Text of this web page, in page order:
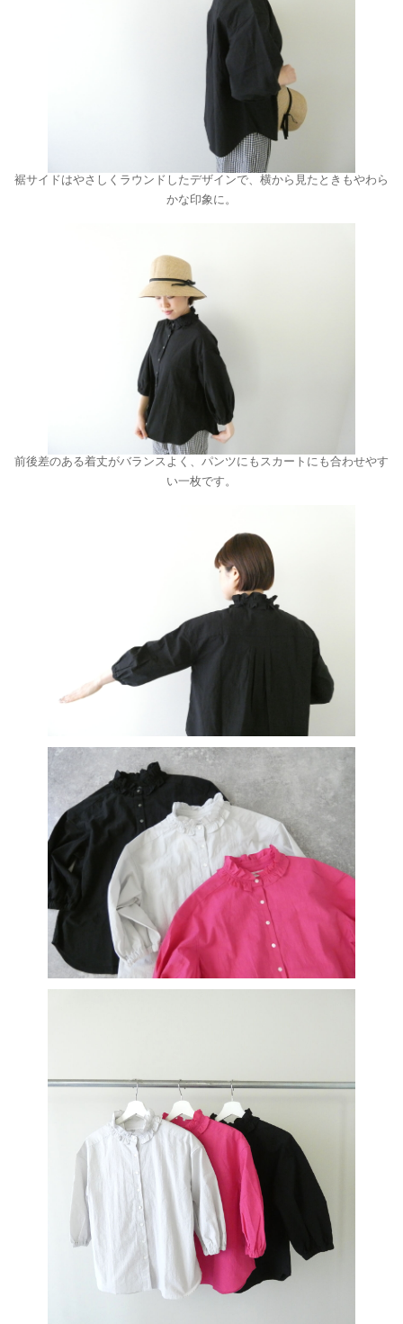
裾サイドはやさしくラウンドしたデザインで、横から見たときもやわら
かな印象に。
前後差のある着丈がバランスよく、パンツにもスカートにも合わせやす
い一枚です。